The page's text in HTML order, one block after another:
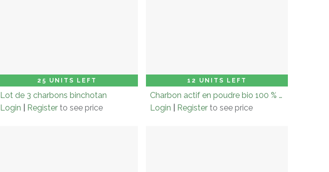
25 UNITS LEFT
Carton (× 3.0) Add to Cart
Lot de 3 charbons binchotan
Login
Register to see price
12 UNITS LEFT
Carton (× 6.0) Add to Cart
Charbon actif en poudre bio 100 % francais - 50g
Login
Register to see price